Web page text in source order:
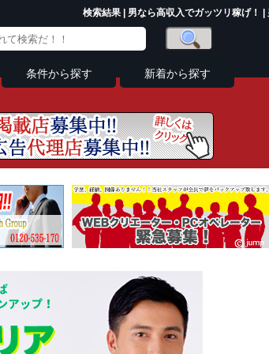
検索結果 | 男なら高収入でガッツリ稼げ！ |
条件から探す 新着から探す